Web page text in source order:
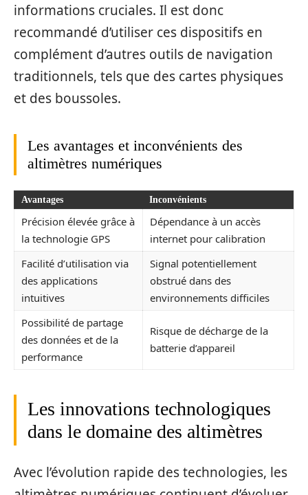
informations cruciales. Il est donc
recommandé d’utiliser ces dispositifs en
complément d’autres outils de navigation
traditionnels, tels que des cartes physiques
et des boussoles.
Les avantages et inconvénients des
altimètres numériques
Avantages Inconvénients
Précision élevée grâce à
la technologie GPS
Dépendance à un accès
internet pour calibration
Facilité d’utilisation via
des applications
intuitives
Signal potentiellement
obstrué dans des
environnements difficiles
Possibilité de partage
des données et de la
performance
Risque de décharge de la
batterie d’appareil
Les innovations technologiques
dans le domaine des altimètres
Avec l’évolution rapide des technologies, les